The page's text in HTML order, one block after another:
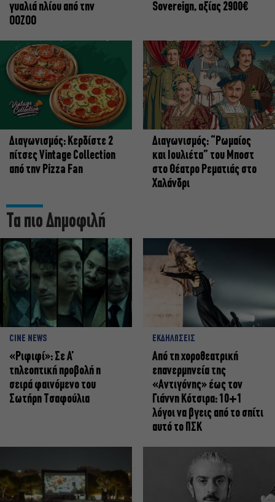
γυαλιά ηλίου από την
OOZOO
Sovereign, αξίας 2900€
Διαγωνισμός: Κερδίστε 2
πίτσες Vintage Collection
από την Pizza Fan
Διαγωνισμός: “Ρωμαίος
και Ιουλιέτα” του Μποστ
στο Θέατρο Ρεματιάς στο
Χαλάνδρι
Τα πιο Δημοφιλή
CINE NEWS
«Ριφιφί»: Σε Α’
τηλεοπτική προβολή η
σειρά φαινόμενο του
Σωτήρη Τσαφούλια
ΕΚΔΗΛΩΣΕΙΣ
Από τη χοροθεατρική
επανερμηνεία της
«Αντιγόνης» έως τον
Γιάννη Κότσιρα: 10+1
λόγοι να βγεις από το σπίτι
αυτό το ΠΣΚ